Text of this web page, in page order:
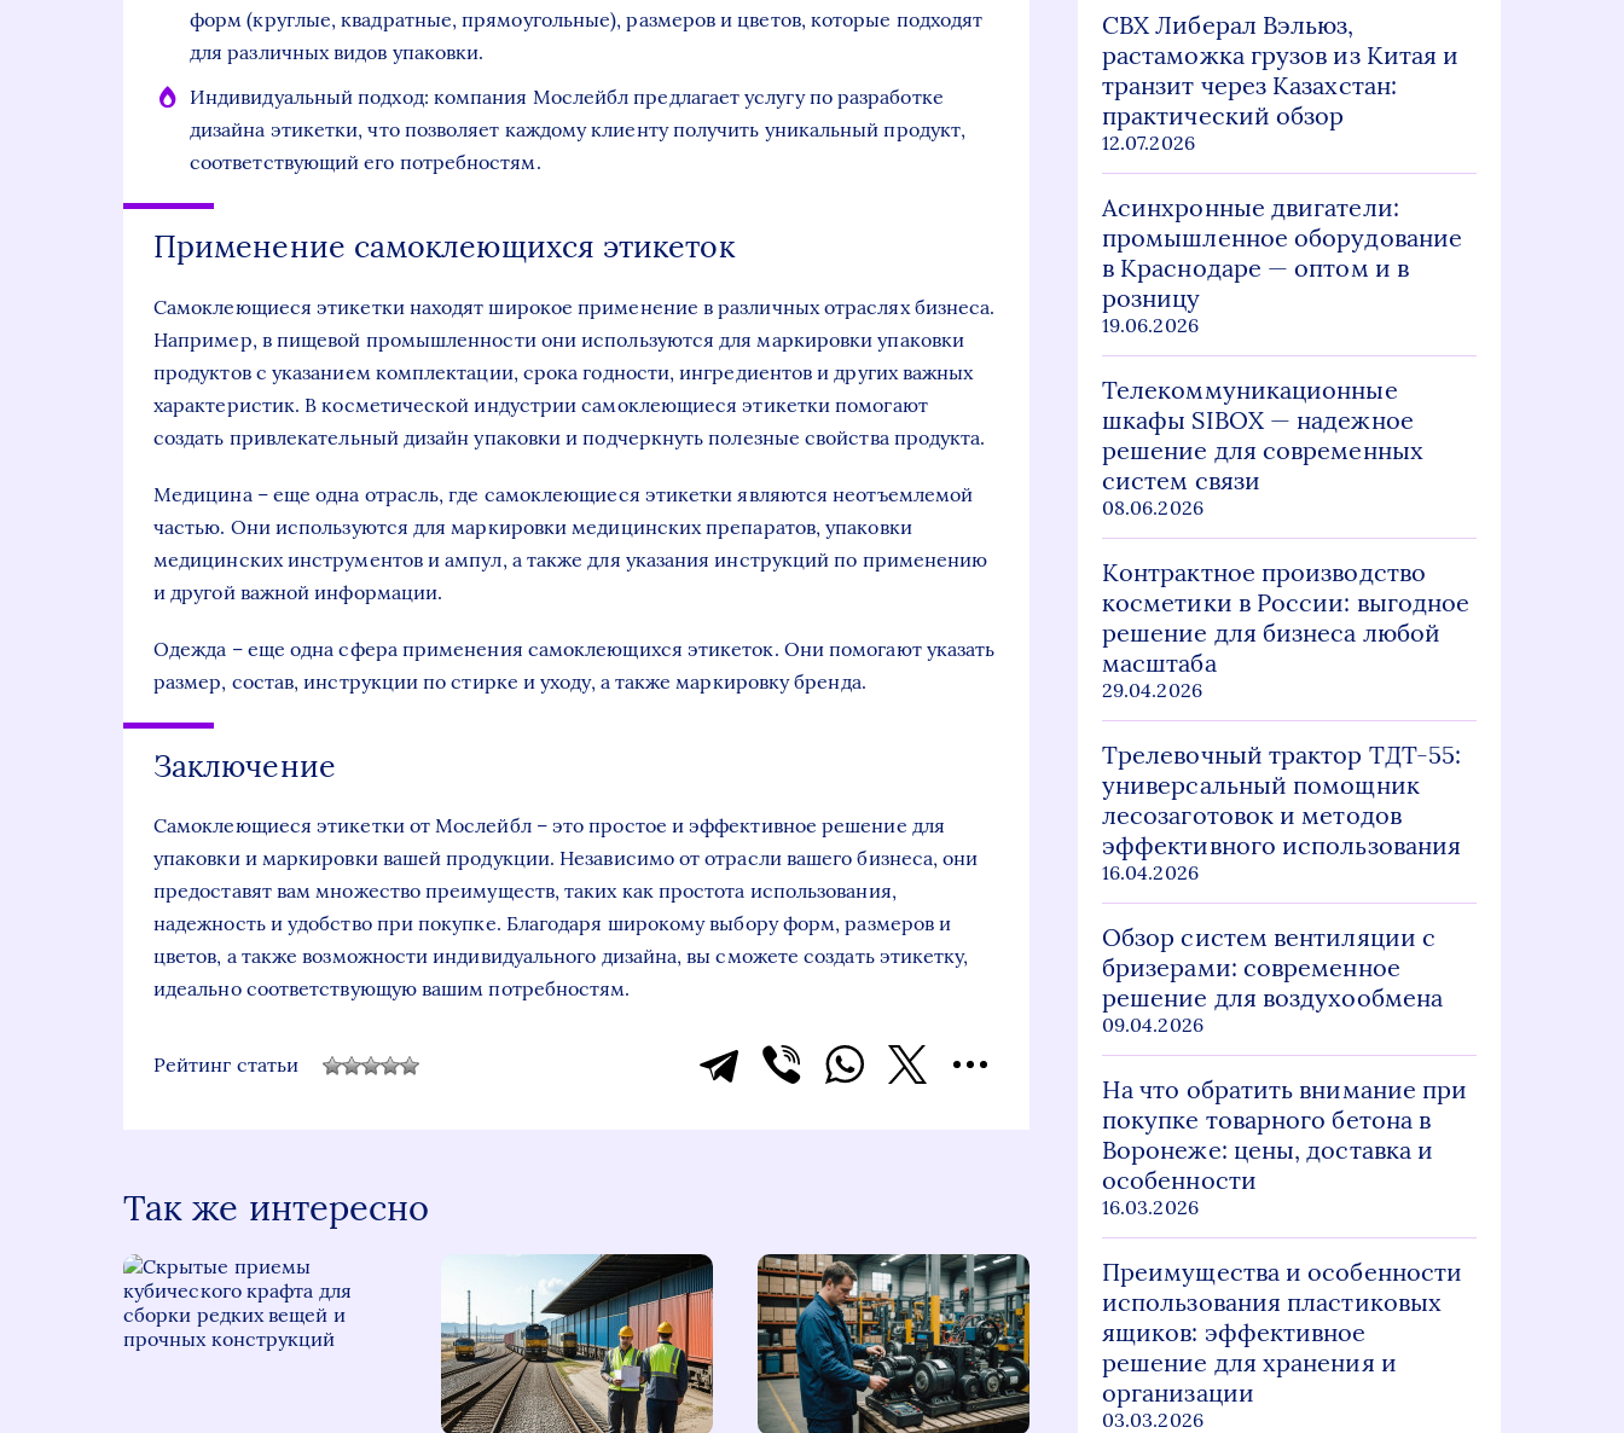
форм (круглые, квадратные, прямоугольные), размеров и цветов, которые подходят
для различных видов упаковки.
Индивидуальный подход: компания Мослейбл предлагает услугу по разработке
дизайна этикетки, что позволяет каждому клиенту получить уникальный продукт,
соответствующий его потребностям.
Применение самоклеющихся этикеток
Самоклеющиеся этикетки находят широкое применение в различных отраслях бизнеса.
Например, в пищевой промышленности они используются для маркировки упаковки
продуктов с указанием комплектации, срока годности, ингредиентов и других важных
характеристик. В косметической индустрии самоклеющиеся этикетки помогают
создать привлекательный дизайн упаковки и подчеркнуть полезные свойства продукта.
Медицина – еще одна отрасль, где самоклеющиеся этикетки являются неотъемлемой
частью. Они используются для маркировки медицинских препаратов, упаковки
медицинских инструментов и ампул, а также для указания инструкций по применению
и другой важной информации.
Одежда – еще одна сфера применения самоклеющихся этикеток. Они помогают указать
размер, состав, инструкции по стирке и уходу, а также маркировку бренда.
Заключение
Самоклеющиеся этикетки от Мослейбл – это простое и эффективное решение для
упаковки и маркировки вашей продукции. Независимо от отрасли вашего бизнеса, они
предоставят вам множество преимуществ, таких как простота использования,
надежность и удобство при покупке. Благодаря широкому выбору форм, размеров и
цветов, а также возможности индивидуального дизайна, вы сможете создать этикетку,
идеально соответствующую вашим потребностям.
Рейтинг статьи
Так же интересно
СВХ Либерал Вэльюз,
растаможка грузов из Китая и
транзит через Казахстан:
практический обзор
12.07.2026
Асинхронные двигатели:
промышленное оборудование
в Краснодаре — оптом и в
розницу
19.06.2026
Телекоммуникационные
шкафы SIBOX — надежное
решение для современных
систем связи
08.06.2026
Контрактное производство
косметики в России: выгодное
решение для бизнеса любой
масштаба
29.04.2026
Трелевочный трактор ТДТ-55:
универсальный помощник
лесозаготовок и методов
эффективного использования
16.04.2026
Обзор систем вентиляции с
бризерами: современное
решение для воздухообмена
09.04.2026
На что обратить внимание при
покупке товарного бетона в
Воронеже: цены, доставка и
особенности
16.03.2026
Преимущества и особенности
использования пластиковых
ящиков: эффективное
решение для хранения и
организации
03.03.2026